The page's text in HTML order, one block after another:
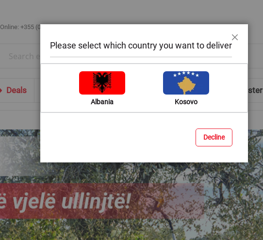
Online: +355 (0)42388399 / Email:
Deals Shop by Room Blog Help & Advice Login/Register
Please select which country you want to deliver
Albania Kosovo
Decline